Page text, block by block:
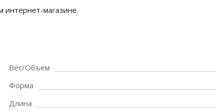
магазине.
Вес/Объем
Форма
Длина